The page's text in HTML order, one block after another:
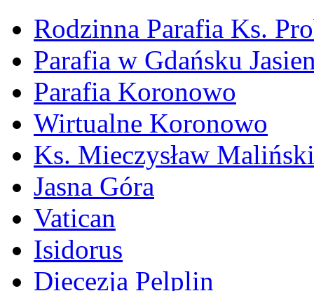
Rodzinna Parafia Ks.
Parafia w Gdańsku
Parafia Koronowo
Wirtualne Koronowo
Ks. Mieczysław Maliński
Jasna Góra
Vatican
Isidorus
Diecezja Pelplin